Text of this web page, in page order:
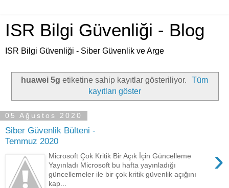
ISR Bilgi Güvenliği - Blog
ISR Bilgi Güvenliği - Siber Güvenlik ve Arge
huawei 5g etiketine sahip kayıtlar gösteriliyor.
Tüm
kayıtları göster
05 Ağustos 2020
Siber Güvenlik Bülteni -
Temmuz 2020
›
Microsoft Çok Kritik Bir Açık İçin Güncelleme
Yayınladı Microsoft bu hafta yayınladığı
güncellemeler ile bir çok kritik güvenlik açığını
kap...